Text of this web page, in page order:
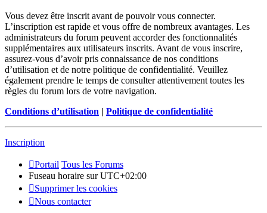
Vous devez être inscrit avant de pouvoir vous connecter.
L’inscription est rapide et vous offre de nombreux avantages. Les
administrateurs du forum peuvent accorder des fonctionnalités
supplémentaires aux utilisateurs inscrits. Avant de vous inscrire,
assurez-vous d’avoir pris connaissance de nos conditions
d’utilisation et de notre politique de confidentialité. Veuillez
également prendre le temps de consulter attentivement toutes les
règles du forum lors de votre navigation.
Conditions d’utilisation | Politique de confidentialité
Inscription
Portail Tous les Forums
Fuseau horaire surUTC+02:00
Supprimer les cookies
Nous contacter